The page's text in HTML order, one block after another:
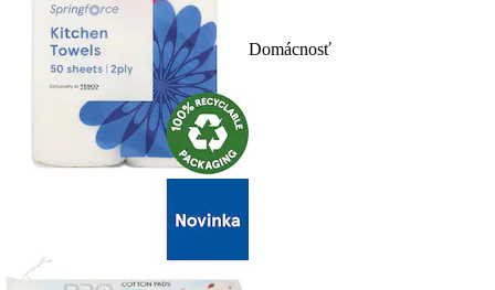
Domácnosť